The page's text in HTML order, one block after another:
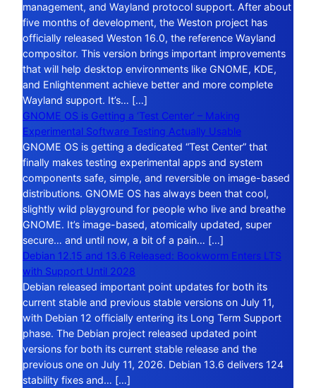
management, and Wayland protocol support. After about
five months of development, the Weston project has
officially released Weston 16.0, the reference Wayland
compositor. This version brings important improvements
that will help desktop environments like GNOME, KDE,
and Enlightenment achieve better and more complete
Wayland support. It’s… […]
GNOME OS is Getting a ‘Test Center’ – Making
Experimental Software Testing Actually Usable
GNOME OS is getting a dedicated “Test Center” that
finally makes testing experimental apps and system
components safe, simple, and reversible on image-based
distributions. GNOME OS has always been that cool,
slightly wild playground for people who live and breathe
GNOME. It’s image-based, atomically updated, super
secure… and until now, a bit of a pain… […]
Debian 12.15 and 13.6 Released: Bookworm Enters LTS
with Support Until 2028
Debian released important point updates for both its
current stable and previous stable versions on July 11,
with Debian 12 officially entering its Long Term Support
phase. The Debian project released updated point
versions for both its current stable release and the
previous one on July 11, 2026. Debian 13.6 delivers 124
stability fixes and… […]